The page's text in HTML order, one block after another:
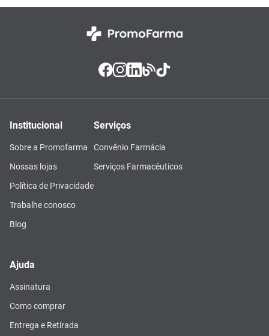
Institucional
Sobre a Promofarma
Nossas lojas
Política de Privacidade
Trabalhe conosco
Blog
Serviços
Convênio Farmácia
Serviços Farmacêuticos
Ajuda
Assinatura
Como comprar
Entrega e Retirada